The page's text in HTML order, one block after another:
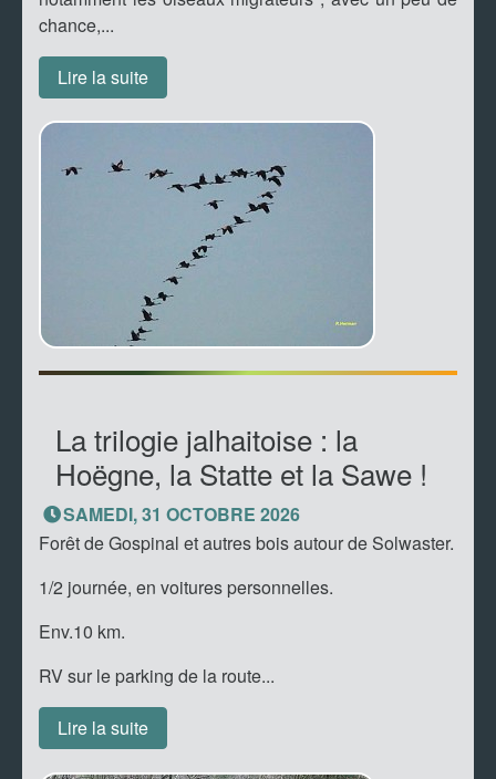
chance,...
Lire la suite
La trilogie jalhaitoise : la
Hoëgne, la Statte et la Sawe !
SAMEDI, 31 OCTOBRE 2026
Forêt de Gospinal et autres bois autour de Solwaster.
1/2 journée, en voitures personnelles.
Env.10 km.
RV sur le parking de la route...
Lire la suite